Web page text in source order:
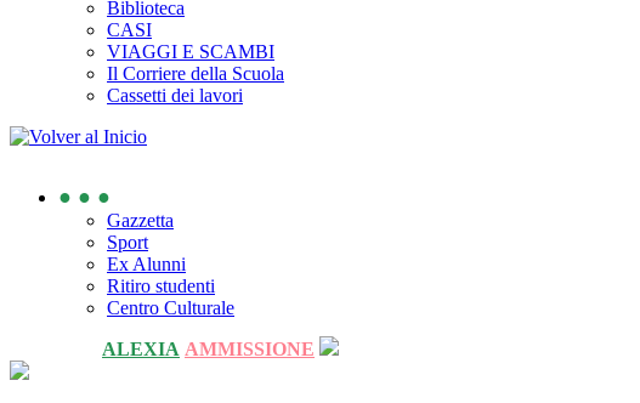
Biblioteca
CASI
VIAGGI E SCAMBI
Il Corriere della Scuola
Cassetti dei lavori
● ● ●
Gazzetta
Sport
Ex Alunni
Ritiro studenti
Centro Culturale
ALEXIA AMMISSIONE